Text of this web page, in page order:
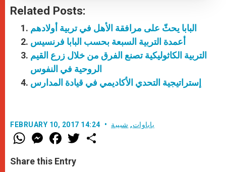
Related Posts:
البابا يحثّ على مرافقة الأهل في تربية أولادهم
أعمدة التربية السبعة بحسب البابا فرنسيس
التربية الكاثوليكية تصنع الفرق من خلال زرع القيم
الروحية في النفوس
إستراتيجية التحدي الأكاديمي في قيادة المدارس
FEBRUARY 10, 2017 14:24 باباوات, شبيبة
W
h
t
s
M
e
s
e
F
a
e
b
w
Share this Entry